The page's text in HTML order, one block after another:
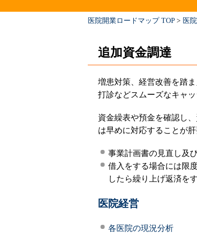
医院開業ロードマップ TOP> 医
追加資金調達
増患対策、経営改善を踏
打診などスムーズなキャ
資金繰表や預金を確認し
は早めに対応することが
事業計画書の見直し及
借入をする場合には限
したら繰り上げ返済を
医院経営
各医院の現況分析